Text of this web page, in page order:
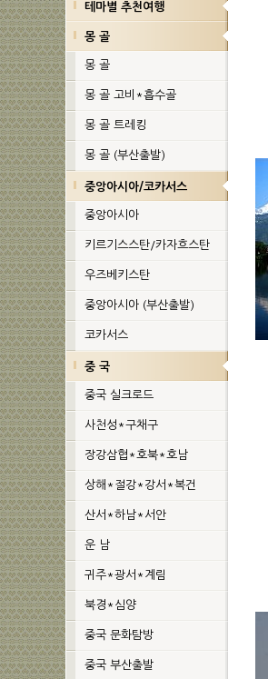
테마별 추천여행
몽 골
몽 골
몽 골 고비*흡수골
몽 골 트레킹
몽 골 (부산출발)
중앙아시아/코카서스
중앙아시아
키르기스스탄/카자흐스탄
우즈베키스탄
중앙아시아 (부산출발)
코카서스
중 국
중국 실크로드
사천성*구채구
장강삼협*호북*호남
상해*절강*강서*복건
산서*하남*서안
운 남
귀주*광서*계림
북경*심양
중국 문화탐방
중국 부산출발